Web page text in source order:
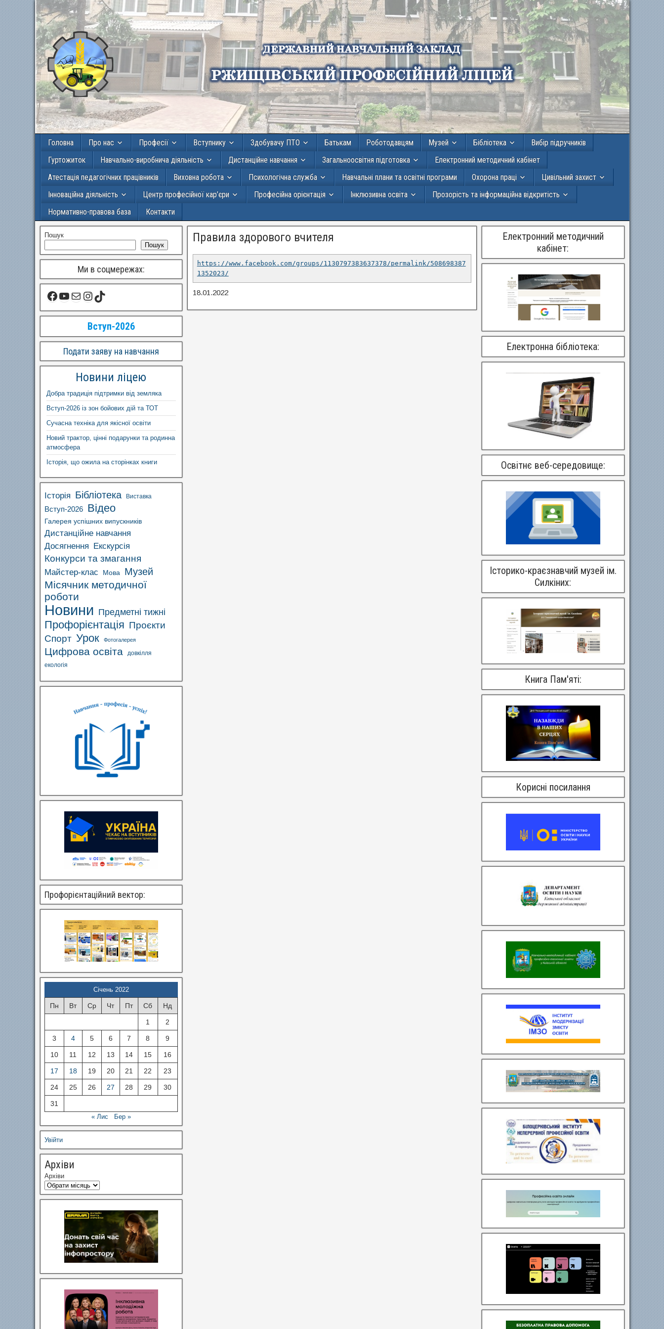
Головна Про нас Професії Вступнику Здобувачу ПТО Батькам Роботодавцям Музей Бібліотека
Вибір підручників
Гуртожиток
Навчально-виробнича діяльність Дистанційне навчання Загальноосвітня підготовка
Електронний методичний кабінет
Атестація педагогічних працівників
Виховна робота Психологічна служба Навчальні плани та освітні програми Охорона праці
Цивільний захист
Інноваційна діяльність
Центр професійної кар’єри Професійна орієнтація Інклюзивна освіта
Прозорість та інформаційна відкритість
Нормативно-правова база
Контакти
Правила здорового вчителя
https://www.facebook.com/groups/1130797383637378/permalink/508698387
1352023/
18.01.2022
Пошук
Пошук
Ми в соцмережах:
Вступ-2026
Подати заяву на навчання
Новини ліцею
Добра традиція підтримки від земляка
Вступ-2026 із зон бойових дій та ТОТ
Сучасна техніка для якісної освіти
Новий трактор, цінні подарунки та родинна
атмосфера
Історія, що ожила на сторінках книги
Історія Бібліотека Виставка
Вступ-2026 Відео
Галерея успішних випускників
Дистанційне навчання
Досягнення Екскурсія
Конкурси та змагання
Майстер-клас Мова Музей
Місячник методичної
роботи
Новини Предметні тижні
Профорієнтація Проєкти
Спорт Урок Фотогалерея
Цифрова освіта
довкілля
екологія
Профорієнтаційний вектор:
Січень 2022
Пн Вт Ср Чт Пт Сб Нд
1 2
3 4 5 6 7 8 9
10 11 12 13 14 15 16
17 18 19 20 21 22 23
24 25 26 27 28 29 30
31
« Лис Бер »
Увійти
Архіви
Архіви
Електронний методичний
кабінет:
Електронна бібліотека:
Освітнє веб-середовище:
Історико-краєзнавчий музей ім.
Силкіних:
Книга Пам'яті:
Корисні посилання